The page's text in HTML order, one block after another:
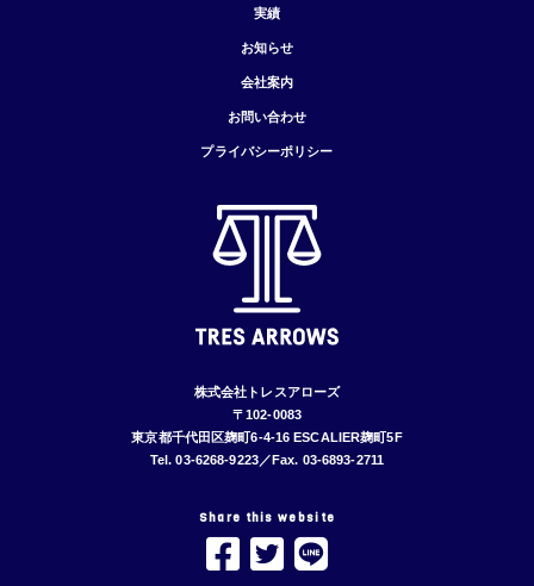
株式会社トレスアローズ
〒102-0083
東京都千代田区麹町6-4-16 ESCALIER麹町5F
Tel. 03-6268-9223／Fax. 03-6893-2711
Share this website
実績
お知らせ
会社案内
お問い合わせ
プライバシーポリシー